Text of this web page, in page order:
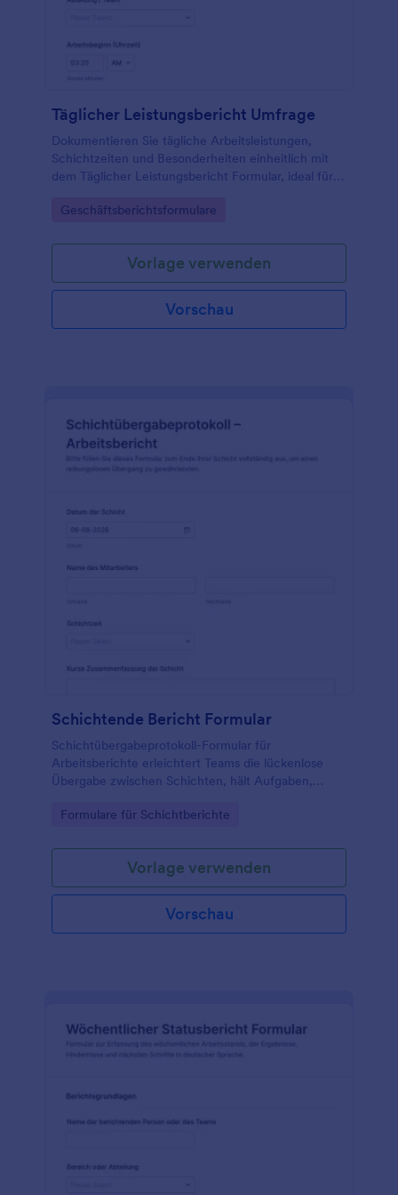
Täglicher Leistungsbericht Umfrage
Dokumentieren Sie tägliche Arbeitsleistungen,
Schichtzeiten und Besonderheiten einheitlich mit
dem Täglicher Leistungsbericht Formular, ideal für
Projektverantwortliche in verschiedenen
Go to Category:
Geschäftsberichtsformulare
Vorlage verwenden
Vorschau
Schichtende Bericht Formular
Schichtübergabeprotokoll-Formular für
Arbeitsberichte erleichtert Teams die lückenlose
Übergabe zwischen Schichten, hält Aufgaben,
eine verlässliche Datenerfassung mit Jotform.
Go to Category:
Formulare für Schichtberichte
Vorlage verwenden
Vorschau